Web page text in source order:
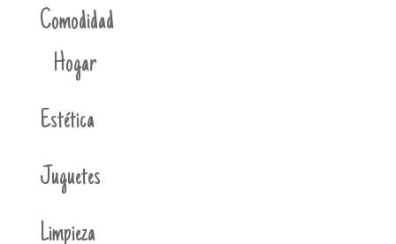
Comodidad
Hogar
Estética
Juguetes
Limpieza